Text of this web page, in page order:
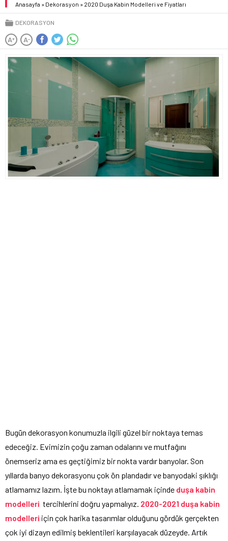
Anasayfa » Dekorasyon » 2020 Duşa Kabin Modelleri ve Fiyatları
DEKORASYON
A+ A-
Bugün dekorasyon konumuzla ilgili güzel bir noktaya temas
edeceğiz. Evimizin çoğu zaman odalarını ve mutfağını
önemseriz ama es geçtiğimiz bir nokta vardır banyolar. Son
yıllarda banyo dekorasyonu çok ön plandadır ve banyodaki şıklığı
atlamamız lazım. İşte bu noktayı atlamamak içinde duşa kabin
modelleri tercihlerini doğru yapmalıyız. 2020-2021 duşa kabin
modelleri için çok harika tasarımlar olduğunu gördük gerçekten
çok iyi dizayn edilmiş beklentileri karşılayacak düzeyde. Artık